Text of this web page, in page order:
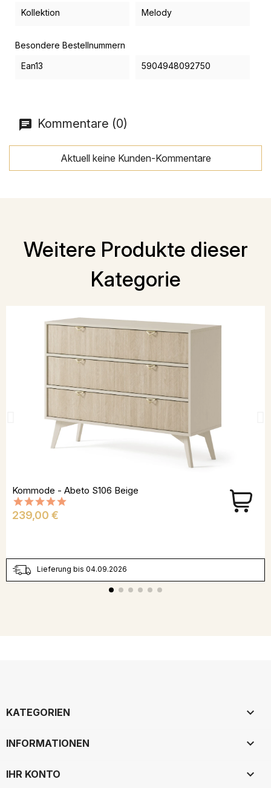
Kollektion Melody
Besondere Bestellnummern
Ean13
5904948092750
Kommentare (0)
Aktuell keine Kunden-Kommentare
Weitere Produkte dieser
Kategorie
Kommode - Abeto S106 Beige
Preis
239,00 €
Lieferung bis 04.09.2026
KATEGORIEN 
INFORMATIONEN 
IHR KONTO 